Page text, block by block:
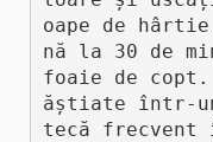
oape de
nă la 30 de
foaie de copt.
ăștiate într-
tecă